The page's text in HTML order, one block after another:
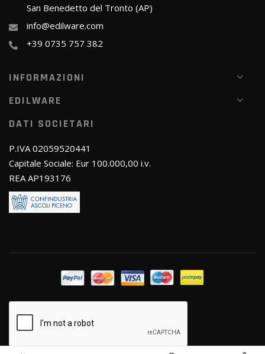
San Benedetto del Tronto (AP)
info@edilware.com
+39 0735 757 382
INFORMAZIONI
EDILWARE
DATI SOCIETARI
P.IVA 02059520441
Capitale Sociale: Eur 100.000,00 i.v.
REA AP193176